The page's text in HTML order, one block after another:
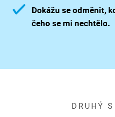
Dokážu se odměnit,
čeho se mi nechtělo.
DRUHÝ